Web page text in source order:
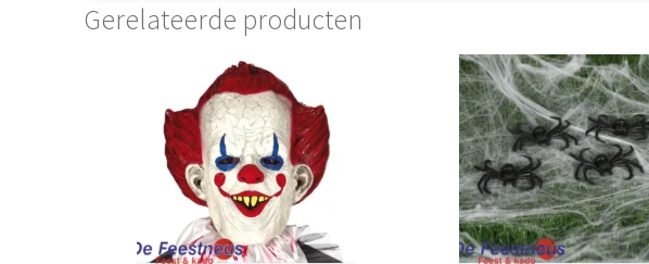
Gerelateerde producten